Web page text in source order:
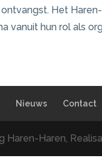
Het
vanuit hun rol als
Nieuws Contact
Haren-Haren,